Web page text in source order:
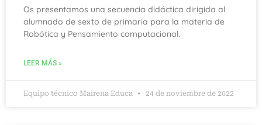
Os presentamos una secuencia didáctica dirigida al
alumnado de sexto de primaria para la materia de
Robótica y Pensamiento computacional.
LEER MÁS »
Equipo técnico Mairena Educa 24 de noviembre de 2022